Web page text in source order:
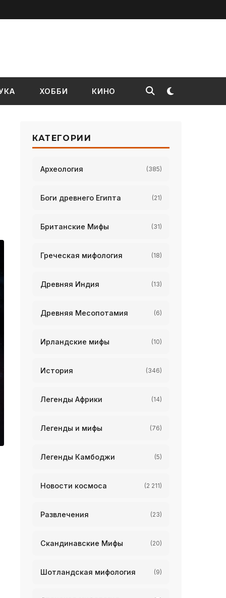
ХОББИ КИНО
КАТЕГОРИИ
Археология (385)
Боги древнего Египта (21)
Британские Мифы (31)
Греческая мифология (18)
Древняя Индия (13)
Древняя Месопотамия (6)
Ирландские мифы (10)
История (346)
Легенды Африки (14)
Легенды и мифы (76)
Легенды Камбоджи (5)
Новости космоса (2 211)
Развлечения (23)
Скандинавские Мифы (20)
Шотландская мифология (9)